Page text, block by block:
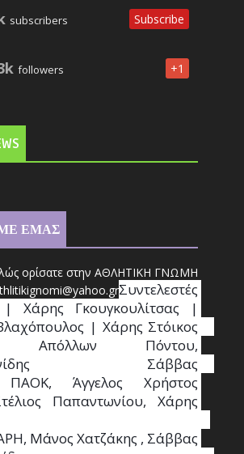
subscribers Subscribe
followers +1
ΕΜΑΣ
ορίσατε στην ΑΘΛΗΤΙΚΗ ΓΝΩΜΗ
itikignomi@yahoo.grΣυντελεστές
| Χάρης Γκουγκουλίτσας |
| Χάρης Στόικος
Απόλλων Πόντου,
Σάββας
ΠΑΟΚ, Άγγελος Χρήστος
Παπαντωνίου, Χάρης
Μάνος Χατζάκης , Σάββας